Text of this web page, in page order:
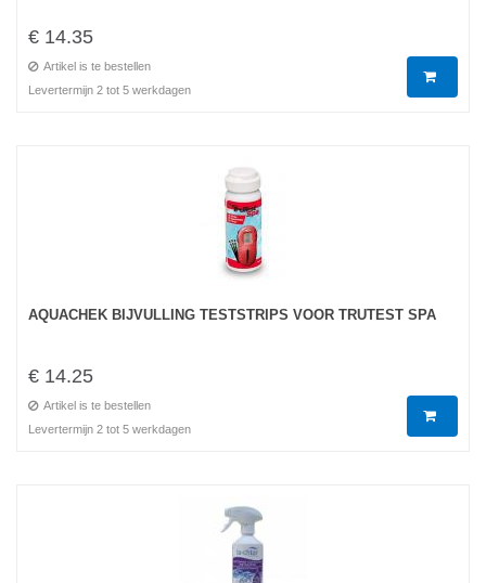
€ 14.35
Artikel is te bestellen
Levertermijn 2 tot 5 werkdagen
AQUACHEK BIJVULLING TESTSTRIPS VOOR TRUTEST SPA
€ 14.25
Artikel is te bestellen
Levertermijn 2 tot 5 werkdagen